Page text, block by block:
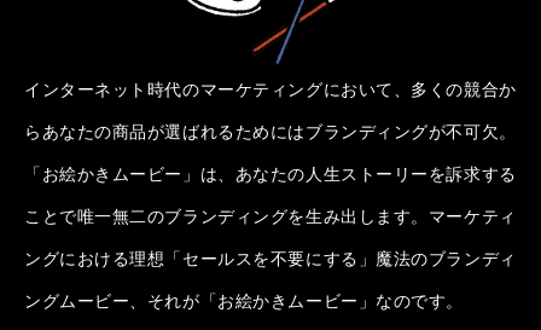
インターネット時代のマーケティングにおいて、多くの競合か
らあなたの商品が選ばれるためにはブランディングが不可欠。
「お絵かきムービー」は、あなたの人生ストーリーを訴求する
ことで唯一無二のブランディングを生み出します。マーケティ
ングにおける理想「セールスを不要にする」魔法のブランディ
ングムービー、それが「お絵かきムービー」なのです。